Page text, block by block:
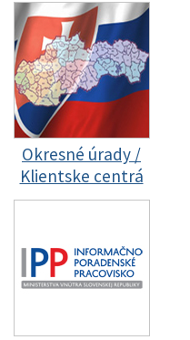
Okresné úrady /
Klientske centrá